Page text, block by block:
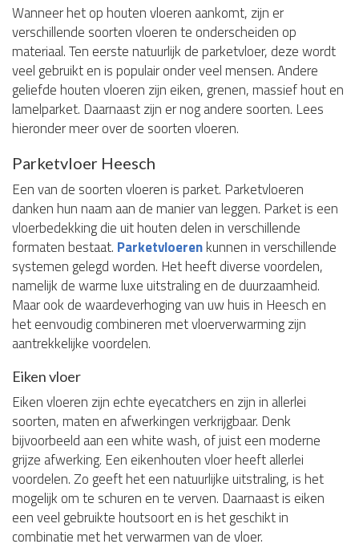
Wanneer het op houten vloeren aankomt, zijn er
verschillende soorten vloeren te onderscheiden op
materiaal. Ten eerste natuurlijk de parketvloer, deze wordt
veel gebruikt en is populair onder veel mensen. Andere
geliefde houten vloeren zijn eiken, grenen, massief hout en
lamelparket. Daarnaast zijn er nog andere soorten. Lees
hieronder meer over de soorten vloeren.
Parketvloer Heesch
Een van de soorten vloeren is parket. Parketvloeren
danken hun naam aan de manier van leggen. Parket is een
vloerbedekking die uit houten delen in verschillende
formaten bestaat. Parketvloerenkunnen in verschillende
systemen gelegd worden. Het heeft diverse voordelen,
namelijk de warme luxe uitstraling en de duurzaamheid.
Maar ook de waardeverhoging van uw huis in Heesch en
het eenvoudig combineren met vloerverwarming zijn
aantrekkelijke voordelen.
Eiken vloer
Eiken vloeren zijn echte eyecatchers en zijn in allerlei
soorten, maten en afwerkingen verkrijgbaar. Denk
bijvoorbeeld aan een white wash, of juist een moderne
grijze afwerking. Een eikenhouten vloer heeft allerlei
voordelen. Zo geeft het een natuurlijke uitstraling, is het
mogelijk om te schuren en te verven. Daarnaast is eiken
een veel gebruikte houtsoort en is het geschikt in
combinatie met het verwarmen van de vloer.